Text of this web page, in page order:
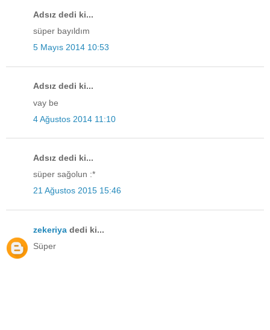
Adsız dedi ki...
süper bayıldım
5 Mayıs 2014 10:53
Adsız dedi ki...
vay be
4 Ağustos 2014 11:10
Adsız dedi ki...
süper sağolun :*
21 Ağustos 2015 15:46
zekeriya dedi ki...
Süper